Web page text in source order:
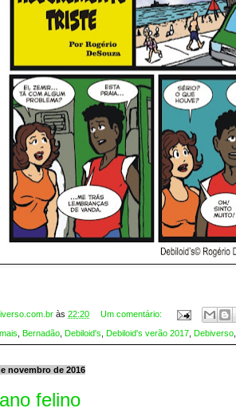
às 22:20 Um comentário:
, Bernadão, Debiloid's, Debiloid's verão 2017, Debiverso,
novembro de 2016
felino